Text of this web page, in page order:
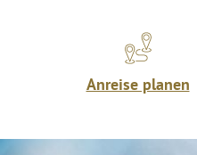
Anreise planen